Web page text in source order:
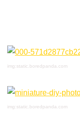
img:static.boredpanda.com
img:static.boredpanda.com